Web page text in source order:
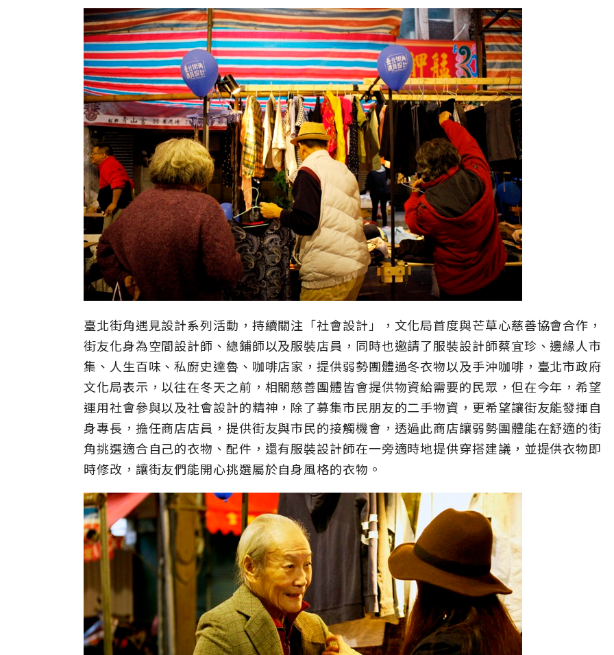
臺北街角遇見設計系列活動，持續關注「社會設計」，文化局首度與芒草心慈善協會合作，
街友化身為空間設計師、總鋪師以及服裝店員，同時也邀請了服裝設計師蔡宜珍、邊緣人市
集、人生百味、私廚史達魯、咖啡店家，提供弱勢團體過冬衣物以及手沖咖啡，臺北市政府
文化局表示，以往在冬天之前，相關慈善團體皆會提供物資給需要的民眾，但在今年，希望
運用社會參與以及社會設計的精神，除了募集市民朋友的二手物資，更希望讓街友能發揮自
身專長，擔任商店店員，提供街友與市民的接觸機會，透過此商店讓弱勢團體能在舒適的街
角挑選適合自己的衣物、配件，還有服裝設計師在一旁適時地提供穿搭建議，並提供衣物即
時修改，讓街友們能開心挑選屬於自身風格的衣物。